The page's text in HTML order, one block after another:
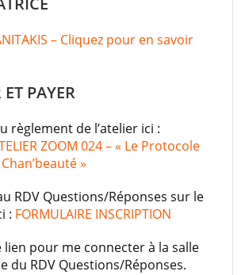
– Cliquez pour en savoir
ET PAYER
règlement de l’atelier ici :
ZOOM 024 – « Le Protocole
»
RDV Questions/Réponses sur le
: FORMULAIRE INSCRIPTION
lien pour me connecter à la salle
du RDV Questions/Réponses.